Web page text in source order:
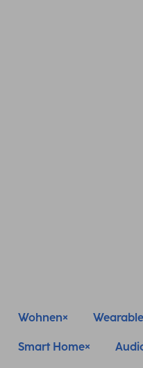
Wohnen
Smart Home